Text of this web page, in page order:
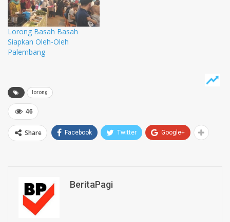
Lorong Basah Basah
Siapkan Oleh-Oleh
Palembang
lorong
46
Share Facebook Twitter Google+
BeritaPagi